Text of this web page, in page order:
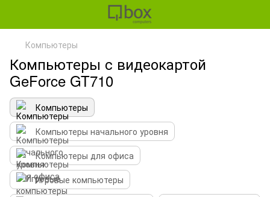
Компьютеры
Компьютеры с видеокартой
GeForce GT710
Компьютеры
Компьютеры начального уровня
Компьютеры для офиса
Игровые компьютеры